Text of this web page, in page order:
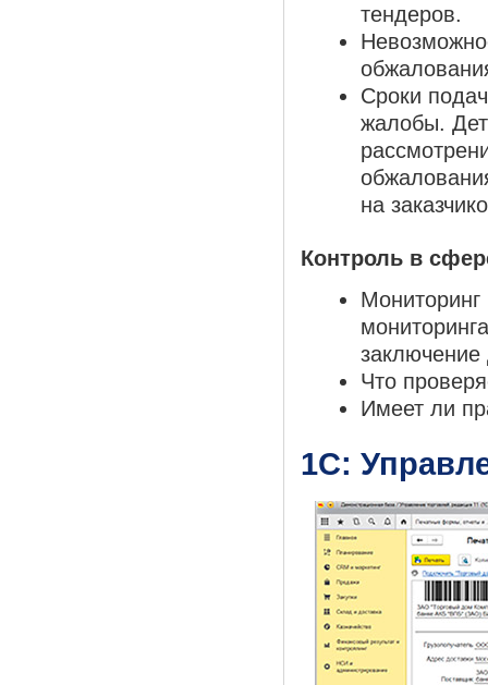
тендеров.
Сроки
жалобы.
на
Контроль в
заключение
Что
Имеет ли
1С: